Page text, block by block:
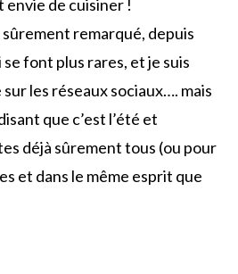
envie de cuisiner !
sûrement remarqué, depuis
font plus rares, et je suis
les réseaux sociaux…. mais
que c’est l’été et
déjà sûrement tous (ou pour
et dans le même esprit que